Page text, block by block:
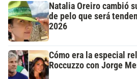
Natalia Oreiro cambió
de pelo que será
2026
Cómo era la especial
Roccuzzo con Jorge